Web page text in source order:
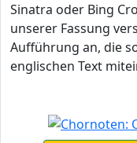
Sinatra oder Bing
unserer Fassung
Aufführung an, die
englischen Text